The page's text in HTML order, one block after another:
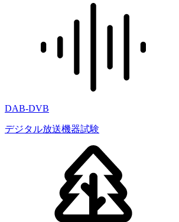
DAB-DVB
デジタル放送機器試験